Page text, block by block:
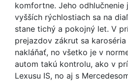
komfortne. Jeho odhlučnenie
vyšších rýchlostiach sa na
stane tichý a pokojný let. V
prejazdov zákrut sa
nakláňať, no všetko je v
autom takú kontrolu, ako v
Lexusu IS, no aj s